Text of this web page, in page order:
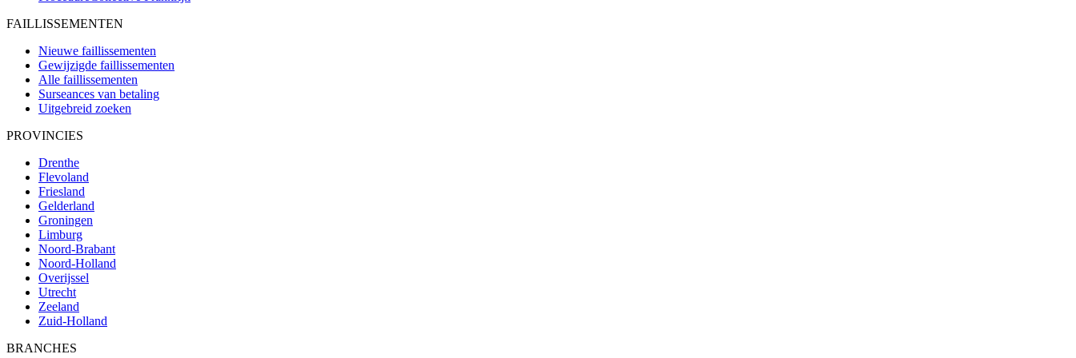
FAILLISSEMENTEN
Nieuwe faillissementen
Gewijzigde faillissementen
Alle faillissementen
Surseances van betaling
Uitgebreid zoeken
PROVINCIES
Drenthe
Flevoland
Friesland
Gelderland
Groningen
Limburg
Noord-Brabant
Noord-Holland
Overijssel
Utrecht
Zeeland
Zuid-Holland
BRANCHES